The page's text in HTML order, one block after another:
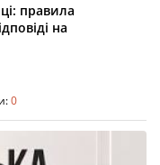
правила
на
0